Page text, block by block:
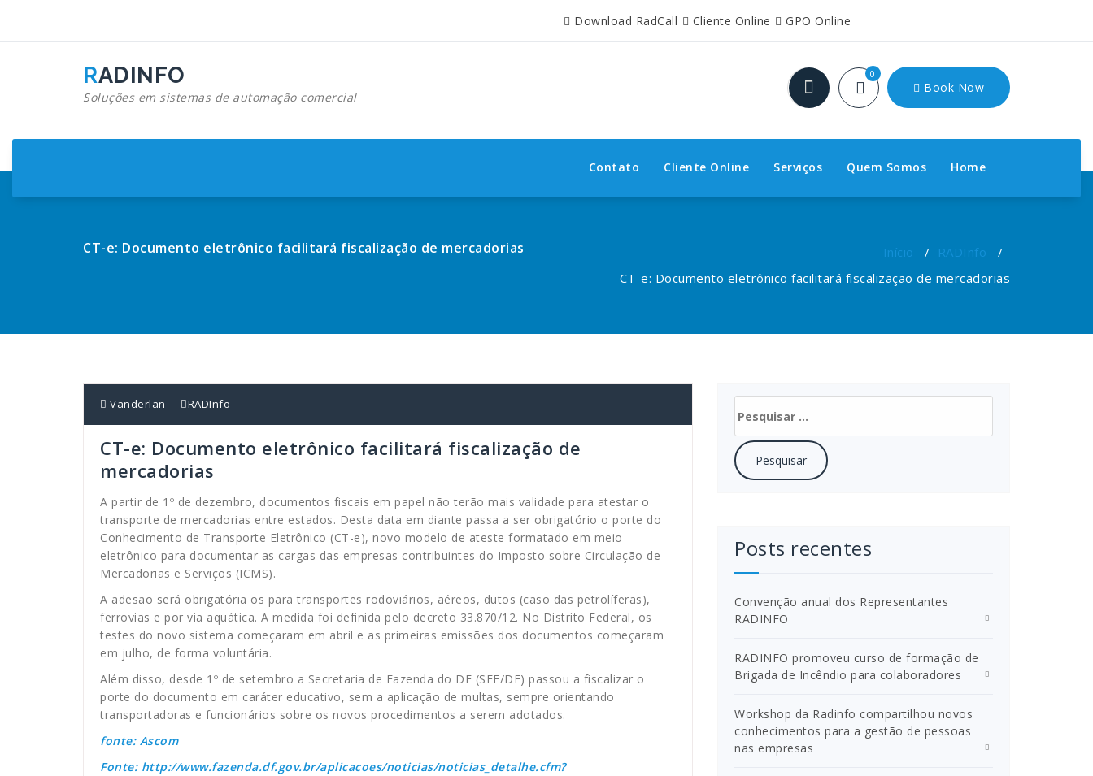
o
Download RadCall Cliente Online GPO Online
RADINFO
Soluções em sistemas de automação comercial
0
Book Now
Home
Quem Somos
Serviços
Cliente Online
Contato
CT-e: Documento eletrônico facilitará fiscalização de mercadorias Início / RADInfo /
CT-e: Documento eletrônico facilitará fiscalização de mercadorias
Vanderlan RADInfo
CT-e: Documento eletrônico facilitará fiscalização de
mercadorias
A partir de 1º de dezembro, documentos fiscais em papel não terão mais validade para atestar o
transporte de mercadorias entre estados. Desta data em diante passa a ser obrigatório o porte do
Conhecimento de Transporte Eletrônico (CT-e), novo modelo de ateste formatado em meio
eletrônico para documentar as cargas das empresas contribuintes do Imposto sobre Circulação de
Mercadorias e Serviços (ICMS).
A adesão será obrigatória os para transportes rodoviários, aéreos, dutos (caso das petrolíferas),
ferrovias e por via aquática. A medida foi definida pelo decreto 33.870/12. No Distrito Federal, os
testes do novo sistema começaram em abril e as primeiras emissões dos documentos começaram
em julho, de forma voluntária.
Além disso, desde 1º de setembro a Secretaria de Fazenda do DF (SEF/DF) passou a fiscalizar o
porte do documento em caráter educativo, sem a aplicação de multas, sempre orientando
transportadoras e funcionários sobre os novos procedimentos a serem adotados.
fonte: Ascom
Fonte: http://www.fazenda.df.gov.br/aplicacoes/noticias/noticias_detalhe.cfm?
por:
Posts recentes
Convenção anual dos Representantes
RADINFO
RADINFO promoveu curso de formação de
Brigada de Incêndio para colaboradores
Workshop da Radinfo compartilhou novos
conhecimentos para a gestão de pessoas
nas empresas